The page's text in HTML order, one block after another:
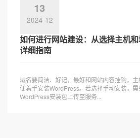
13
2024-12
如何进行网站建设：从选择主机
详细指南
域名要简洁、好记，最好和网站内容挂钩。主
便着手安装WordPress。若选择手动安装，
WordPress安装包上传至服务...